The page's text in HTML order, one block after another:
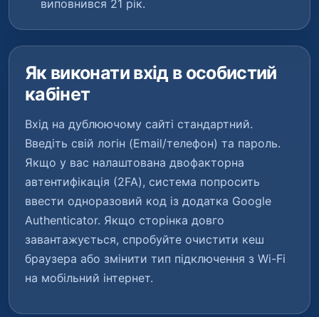
виповнився 21 рік.
Як виконати вхід в особистий
кабінет
Вхід на дублюючому сайті стандартний.
Введіть свій логін (Email/телефон) та пароль.
Якщо у вас налаштована двофакторна
автентифікація (2FA), система попросить
ввести одноразовий код із додатка Google
Authenticator. Якщо сторінка довго
завантажується, спробуйте очистити кеш
браузера або змінити тип підключення з Wi-Fi
на мобільний інтернет.